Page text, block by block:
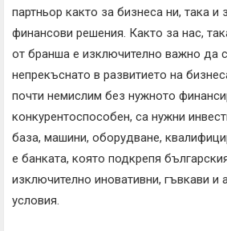
партньор както за бизнеса ни, така и
финансови решения. Както за нас,
от бранша е изключително важно да
непрекъснато в развитието на
почти немислим без нужното
конкурентоспособен, са нужни
база, машини, оборудване,
e банката, която подкрепя
изключително иновативни, гъвкави и
условия.